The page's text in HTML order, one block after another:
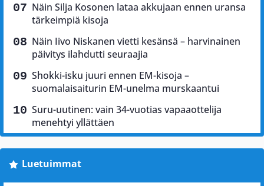
Näin Silja Kosonen lataa akkujaan ennen uransa
tärkeimpiä kisoja
Näin Iivo Niskanen vietti kesänsä – harvinainen
päivitys ilahdutti seuraajia
Shokki-isku juuri ennen EM-kisoja –
suomalaisaiturin EM-unelma murskaantui
Suru-uutinen: vain 34-vuotias vapaaottelija
menehtyi yllättäen
Luetuimmat